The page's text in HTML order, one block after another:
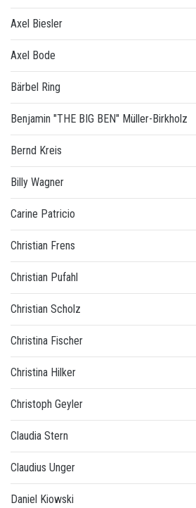
Axel Biesler
Axel Bode
Bärbel Ring
Benjamin "THE BIG BEN" Müller-Birkholz
Bernd Kreis
Billy Wagner
Carine Patricio
Christian Frens
Christian Pufahl
Christian Scholz
Christina Fischer
Christina Hilker
Christoph Geyler
Claudia Stern
Claudius Unger
Daniel Kiowski